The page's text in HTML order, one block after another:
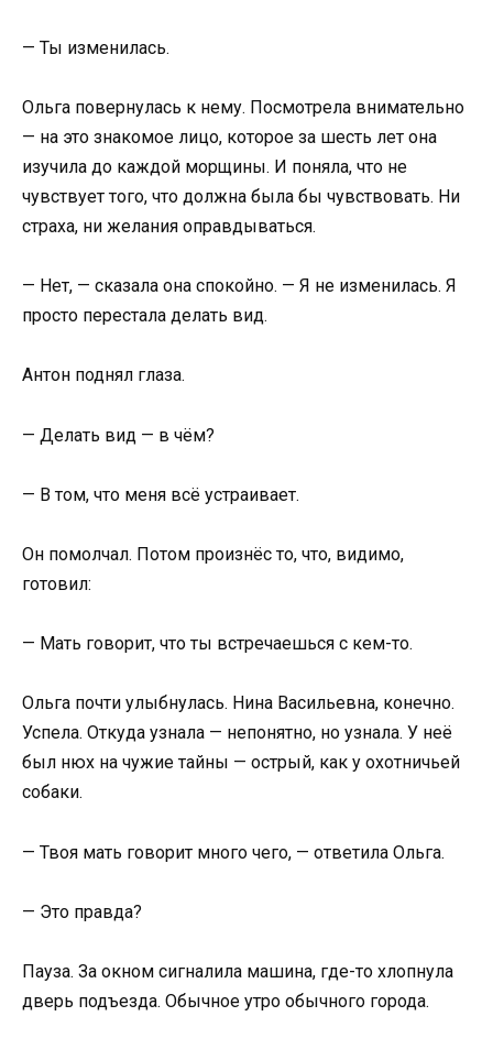
— Ты изменилась.
Ольга повернулась к нему. Посмотрела внимательно
— на это знакомое лицо, которое за шесть лет она
изучила до каждой морщины. И поняла, что не
чувствует того, что должна была бы чувствовать. Ни
страха, ни желания оправдываться.
— Нет, — сказала она спокойно. — Я не изменилась. Я
просто перестала делать вид.
Антон поднял глаза.
— Делать вид — в чём?
— В том, что меня всё устраивает.
Он помолчал. Потом произнёс то, что, видимо,
готовил:
— Мать говорит, что ты встречаешься с кем-то.
Ольга почти улыбнулась. Нина Васильевна, конечно.
Успела. Откуда узнала — непонятно, но узнала. У неё
был нюх на чужие тайны — острый, как у охотничьей
собаки.
— Твоя мать говорит много чего, — ответила Ольга.
— Это правда?
Пауза. За окном сигналила машина, где-то хлопнула
дверь подъезда. Обычное утро обычного города.